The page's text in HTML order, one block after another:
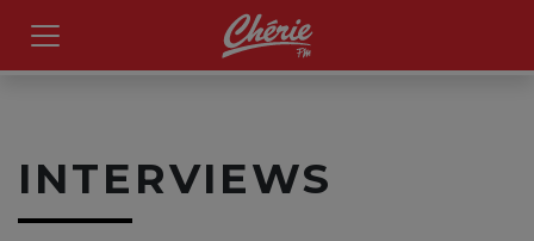
INTERVIEWS